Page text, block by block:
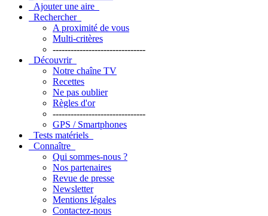
Ajouter une aire
Rechercher
A proximité de vous
Multi-critères
-------------------------------
Découvrir
Notre chaîne TV
Recettes
Ne pas oublier
Règles d'or
-------------------------------
GPS / Smartphones
Tests matériels
Connaître
Qui sommes-nous ?
Nos partenaires
Revue de presse
Newsletter
Mentions légales
Contactez-nous